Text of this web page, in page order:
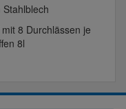
8 Durchlässen je
8l